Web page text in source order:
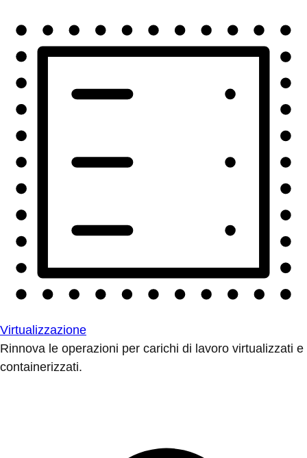
Virtualizzazione
Rinnova le operazioni per carichi di lavoro virtualizzati e
containerizzati.